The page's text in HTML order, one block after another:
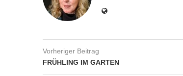
Vorheriger Beitrag
FRÜHLING IM GARTEN